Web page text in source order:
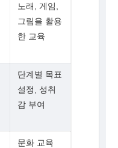
노래, 게임,
그림을 활용
한 교육
단계별 목표
설정, 성취
감 부여
문화 교육